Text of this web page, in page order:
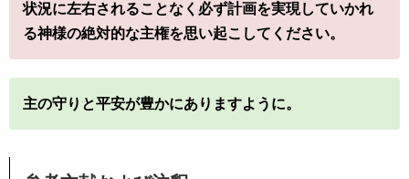
状況に左右されることなく必ず計画を実現していかれ
る神様の絶対的な主権を思い起こしてください。
主の守りと平安が豊かにありますように。